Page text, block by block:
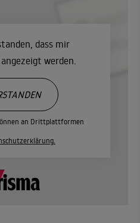
dass mir
werden.
an Drittplattformen